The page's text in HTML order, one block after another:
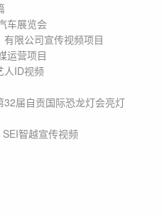
车展览会
限公司宣传视频项目
运营项目
人ID视频
32届自贡国际恐龙灯会亮灯
智越宣传视频